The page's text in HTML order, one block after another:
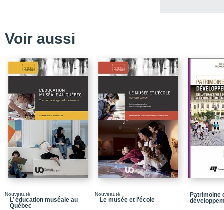
Voir aussi
Nouveauté
L’ éducation muséale au
Québec
Nouveauté
Le musée et l'école
Patrimoine